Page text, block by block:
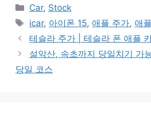
카
테
리
Car, Stock
태
그
icar, 아이폰 15, 애플 주가, 애
테슬라 주가 | 테슬라 폰 애플
설악산, 속초까지 당일치기 가
당일 코스